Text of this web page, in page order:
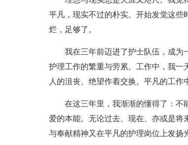
平凡，现实不过的朴实。开始发觉这些
烂，足够了。
我在三年前迈进了护士队伍，成为
护理工作的繁重与劳累。工作中，我一
人的沮丧、绝望作着交换。平凡的工作
在这三年里，我渐渐的懂得了：不
爱的本能。无论过去、现在、亦或是
与奉献精神又在平凡的护理岗位上发扬